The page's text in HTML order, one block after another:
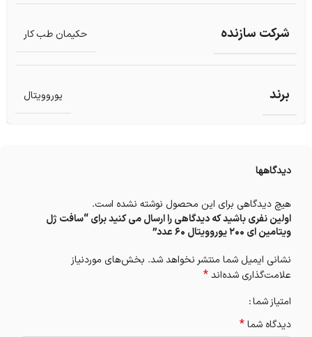
شرکت سازنده حکیمان طب کار
برند یوروویتال
دیدگاهها
هیچ دیدگاهی برای این محصول نوشته نشده است.
اولین نفری باشید که دیدگاهی را ارسال می کنید برای “سافت ژل
ویتامین ای 200 یوروویتال 60 عدد”
نشانی ایمیل شما منتشر نخواهد شد. بخش‌های موردنیاز
علامت‌گذاری شده‌اند*
امتیاز شما
دیدگاه شما*